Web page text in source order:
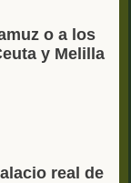
o a los
y Melilla
real de